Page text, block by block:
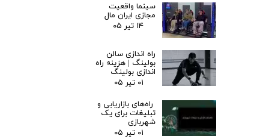
سینما واقعیت
مجازی ایران مال
۱۴ تیر ۰۵
راه اندازی سالن
بولینگ |‌ هزینه راه
اندازی بولینگ
۰۱ تیر ۰۵
راه‌های بازاریابی و
تبلیغات برای یک
شهربازی
۰۱ تیر ۰۵